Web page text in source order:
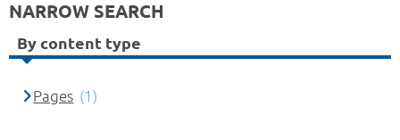
NARROW SEARCH
By content type
Pages (1)